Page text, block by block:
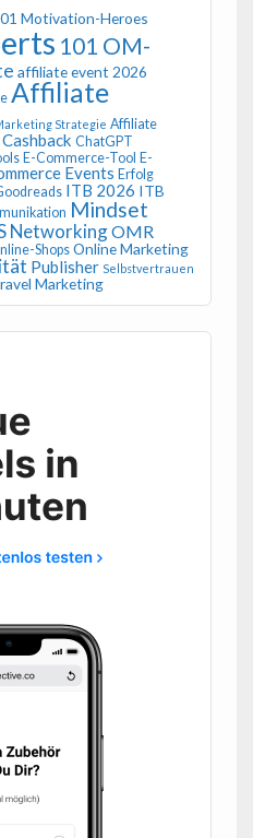
Motivation-Heroes
101 OM-
affiliate event 2026
Affiliate
Strategie Affiliate
Cashback ChatGPT
E-Commerce-Tool E-
Events Erfolg
ITB 2026 ITB
Mindset
NetworkingOMR
Shops Online Marketing
Publisher Selbstvertrauen
Marketing